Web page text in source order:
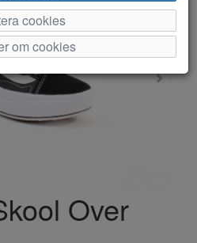
Over
cookies
om cookies